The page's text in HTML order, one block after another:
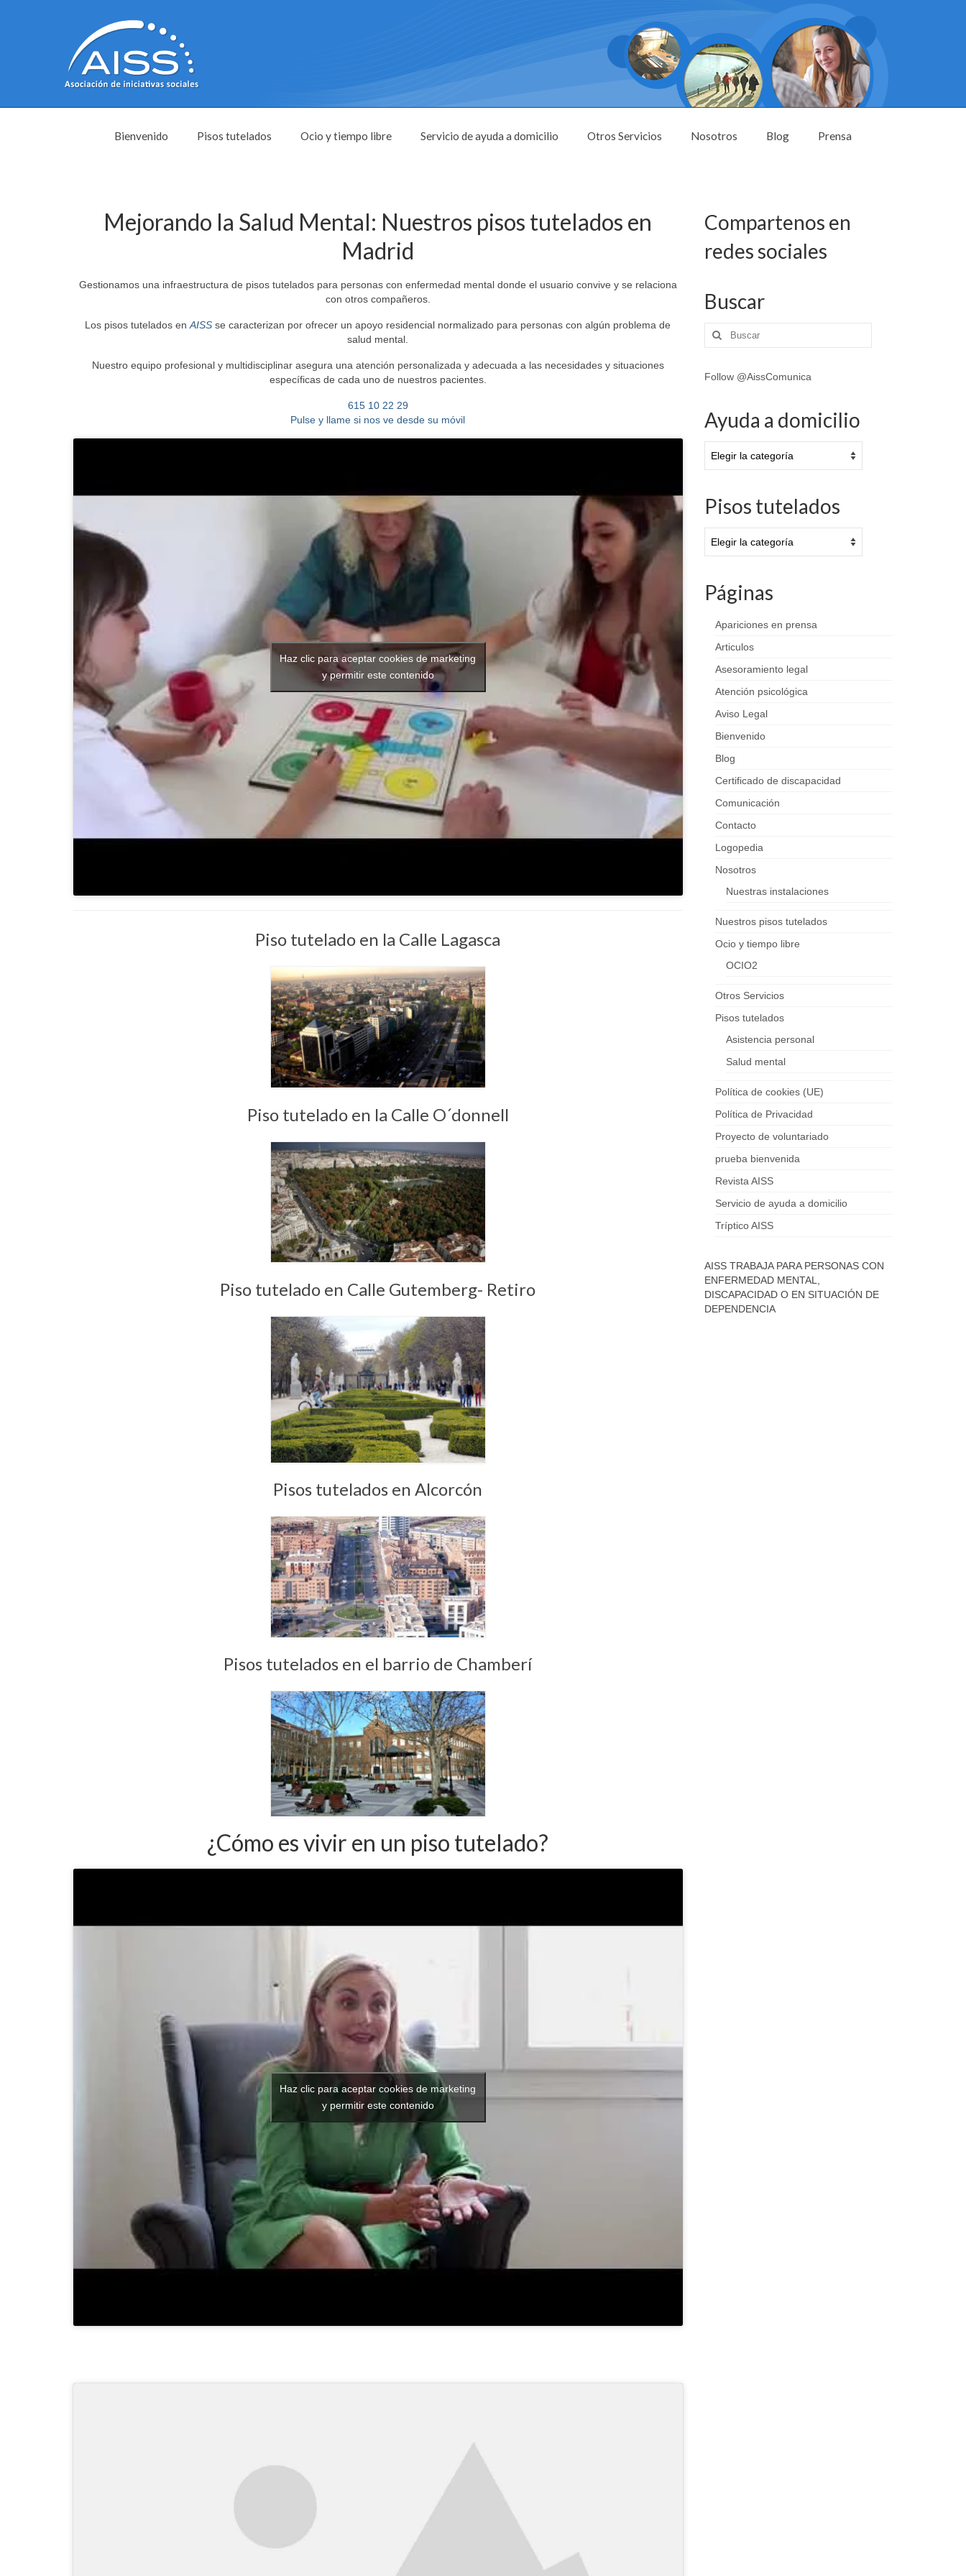
Bienvenido Pisos tutelados Ocio y tiempo libre Servicio de ayuda a domicilio Otros Servicios Nosotros Blog Prensa
Mejorando la Salud Mental: Nuestros pisos tutelados en
Madrid
Gestionamos una infraestructura de pisos tutelados para personas con enfermedad mental donde el usuario convive y se relaciona
con otros compañeros.
Los pisos tutelados en AISS se caracterizan por ofrecer un apoyo residencial normalizado para personas con algún problema de
salud mental.
Nuestro equipo profesional y multidisciplinar asegura una atención personalizada y adecuada a las necesidades y situaciones
específicas de cada uno de nuestros pacientes.
615 10 22 29
Pulse y llame si nos ve desde su móvil
Haz clic para aceptar cookies de marketing
y permitir este contenido
Piso tutelado en la Calle Lagasca
Piso tutelado en la Calle O´donnell
Piso tutelado en Calle Gutemberg- Retiro
Pisos tutelados en Alcorcón
Pisos tutelados en el barrio de Chamberí
¿Cómo es vivir en un piso tutelado?
Haz clic para aceptar cookies de marketing
y permitir este contenido
Compartenos en
redes sociales
Buscar
Buscar
por:
Follow @AissComunica
Ayuda a domicilio
Pisos tutelados
tutelados
Páginas
Apariciones en prensa
Articulos
Asesoramiento legal
Atención psicológica
Aviso Legal
Bienvenido
Blog
Certificado de discapacidad
Comunicación
Contacto
Logopedia
Nosotros
Nuestras instalaciones
Nuestros pisos tutelados
Ocio y tiempo libre
OCIO2
Otros Servicios
Pisos tutelados
Asistencia personal
Salud mental
Política de cookies (UE)
Política de Privacidad
Proyecto de voluntariado
prueba bienvenida
Revista AISS
Servicio de ayuda a domicilio
Tríptico AISS
AISS TRABAJA PARA PERSONAS CON
ENFERMEDAD MENTAL,
DISCAPACIDAD O EN SITUACIÓN DE
DEPENDENCIA